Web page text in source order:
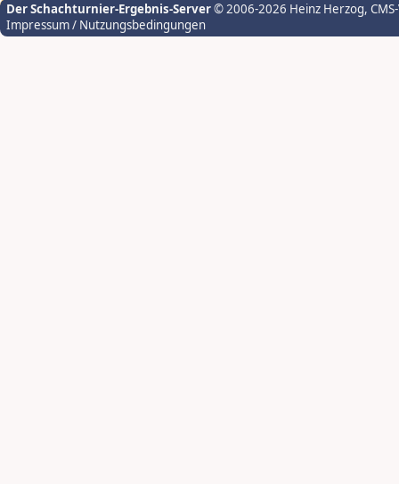
Der Schachturnier-Ergebnis-Server© 2006-2026 Heinz Herzog,
Impressum / Nutzungsbedingungen